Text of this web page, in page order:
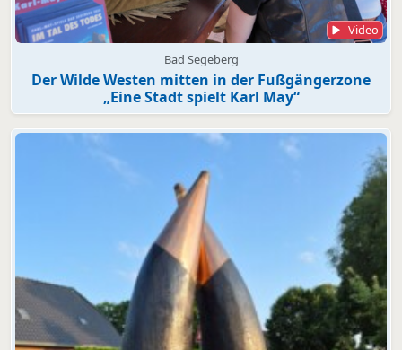
Video
Bad Segeberg
Der Wilde Westen mitten in der Fußgängerzone
„Eine Stadt spielt Karl May“